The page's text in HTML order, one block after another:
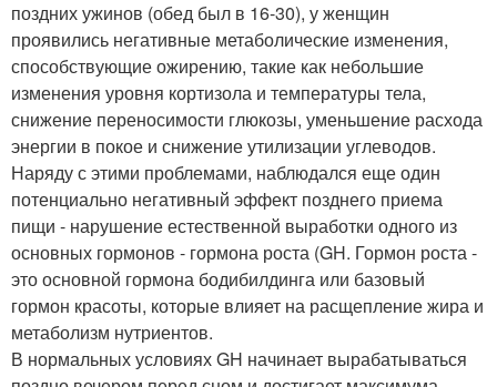
поздних ужинов (обед был в 16-30), у женщин
проявились негативные метаболические изменения,
способствующие ожирению, такие как небольшие
изменения уровня кортизола и температуры тела,
снижение переносимости глюкозы, уменьшение расхода
энергии в покое и снижение утилизации углеводов.
Наряду с этими проблемами, наблюдался еще один
потенциально негативный эффект позднего приема
пищи - нарушение естественной выработки одного из
основных гормонов - гормона роста (GH. Гормон роста -
это основной гормона бодибилдинга или базовый
гормон красоты, которые влияет на расщепление жира и
метаболизм нутриентов.
В нормальных условиях GH начинает вырабатываться